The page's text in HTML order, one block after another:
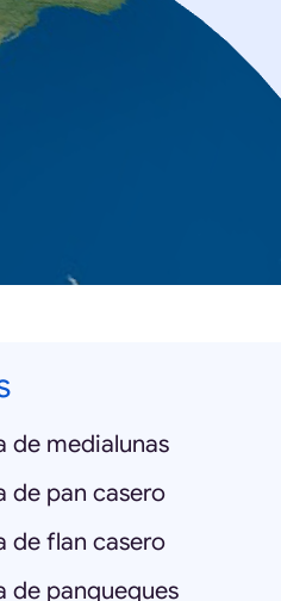
de medialunas
de pan casero
de flan casero
de panqueques